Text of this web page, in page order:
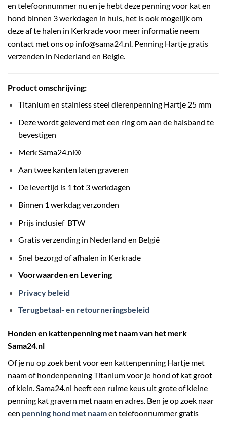
en telefoonnummer nu en je hebt deze penning voor kat en
hond binnen 3 werkdagen in huis, het is ook mogelijk om
deze af te halen in Kerkrade voor meer informatie neem
contact met ons op info@sama24.nl. Penning Hartje gratis
verzenden in Nederland en Belgie.
Product omschrijving:
Titanium en stainless steel dierenpenning Hartje 25 mm
Deze wordt geleverd met een ring om aan de halsband te
bevestigen
Merk Sama24.nl®
Aan twee kanten laten graveren
De levertijd is 1 tot 3 werkdagen
Binnen 1 werkdag verzonden
Prijs inclusief BTW
Gratis verzending in Nederland en België
Snel bezorgd of afhalen in Kerkrade
Voorwaarden en Levering
Privacy beleid
Terugbetaal- en retourneringsbeleid
Honden en kattenpenning met naam van het merk
Sama24.nl
Of je nu op zoek bent voor een kattenpenning Hartje met
naam of hondenpenning Titanium voor je hond of kat groot
of klein. Sama24.nl heeft een ruime keus uit grote of kleine
penning kat gravern met naam en adres. Ben je op zoek naar
een penning hond met naamen telefoonnummer gratis